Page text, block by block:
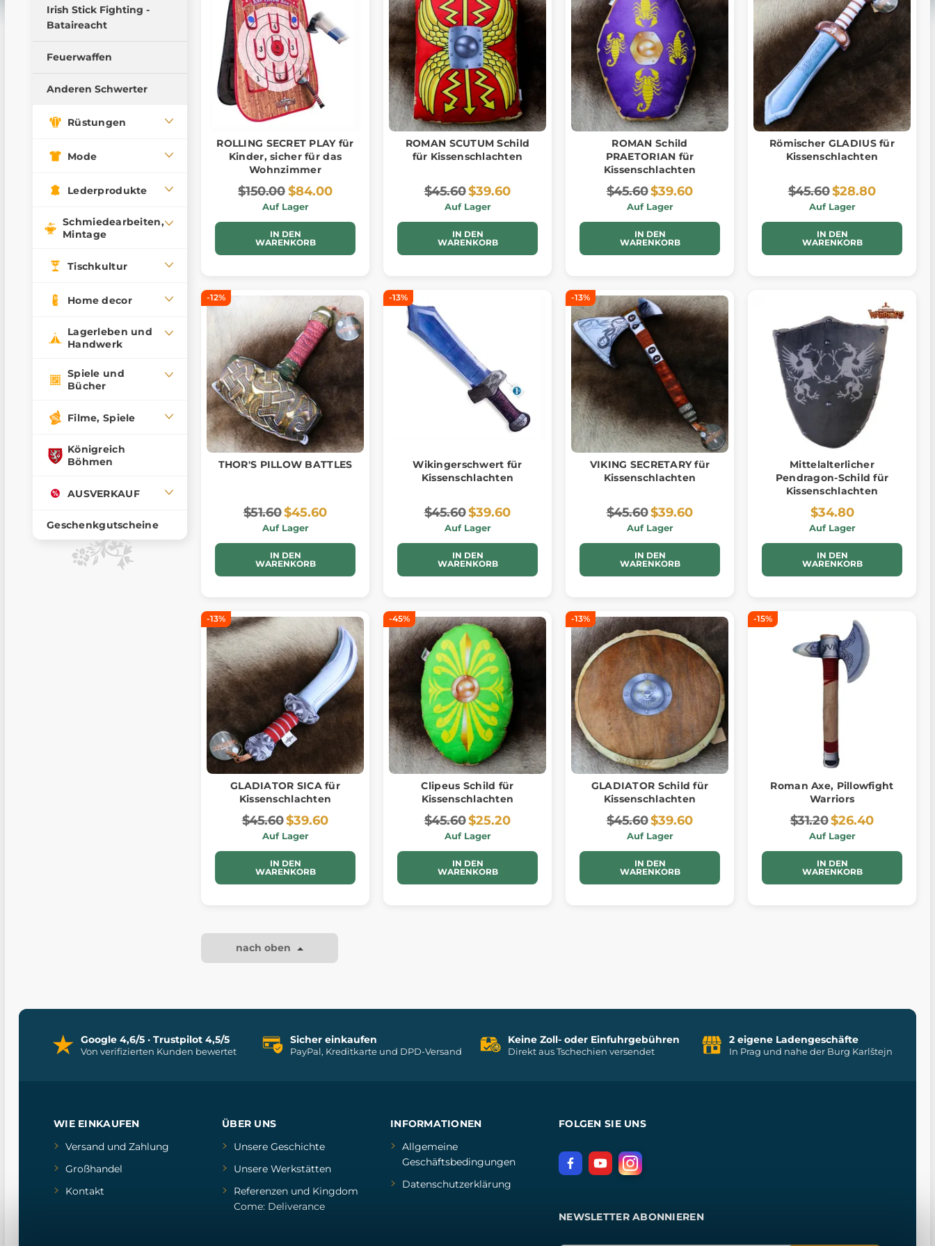
Weiche Waffen
Pillow Fight Warriors
Holzwaffen
Trainingswaffen
Irish Stick Fighting -
Bataireacht
Feuerwaffen
Anderen Schwerter
Rüstungen
Mode
Lederprodukte
Schmiedearbeiten,
Mintage
Tischkultur
Home decor
Lagerleben und
Handwerk
Spiele und
Bücher
Filme, Spiele
Königreich
Böhmen
AUSVERKAUF
Geschenkgutscheine
ROLLING SECRET PLAY für
Kinder, sicher für das
Wohnzimmer
$150.00$84.00
Auf Lager
IN DEN
WARENKORB
ROMAN SCUTUM Schild
für Kissenschlachten
$45.60$39.60
Auf Lager
IN DEN
WARENKORB
ROMAN Schild
PRAETORIAN für
Kissenschlachten
$45.60$39.60
Auf Lager
IN DEN
WARENKORB
Römischer GLADIUS für
Kissenschlachten
$45.60$28.80
Auf Lager
IN DEN
WARENKORB
-12%
THOR'S PILLOW BATTLES
$51.60$45.60
Auf Lager
IN DEN
WARENKORB
-13%
Wikingerschwert für
Kissenschlachten
$45.60$39.60
Auf Lager
IN DEN
WARENKORB
-13%
VIKING SECRETARY für
Kissenschlachten
$45.60$39.60
Auf Lager
IN DEN
WARENKORB
Mittelalterlicher
Pendragon-Schild für
Kissenschlachten
$34.80
Auf Lager
IN DEN
WARENKORB
-13%
GLADIATOR SICA für
Kissenschlachten
$45.60$39.60
Auf Lager
IN DEN
WARENKORB
-45%
Clipeus Schild für
Kissenschlachten
$45.60$25.20
Auf Lager
IN DEN
WARENKORB
-13%
GLADIATOR Schild für
Kissenschlachten
$45.60$39.60
Auf Lager
IN DEN
WARENKORB
-15%
Roman Axe, Pillowfight
Warriors
$31.20$26.40
Auf Lager
IN DEN
WARENKORB
nach oben
Google 4,6/5 · Trustpilot 4,5/5
Von verifizierten Kunden bewertet
Sicher einkaufen
PayPal, Kreditkarte und DPD-Versand
Keine Zoll- oder Einfuhrgebühren
Direkt aus Tschechien versendet
2 eigene Ladengeschäfte
In Prag und nahe der Burg Karlštejn
WIE EINKAUFEN
Versand und Zahlung
Großhandel
Kontakt
ÜBER UNS
Unsere Geschichte
Unsere Werkstätten
Referenzenund Kingdom
Come: Deliverance
INFORMATIONEN
Allgemeine
Geschäftsbedingungen
Datenschutzerklärung
FOLGEN SIE UNS
NEWSLETTER ABONNIEREN